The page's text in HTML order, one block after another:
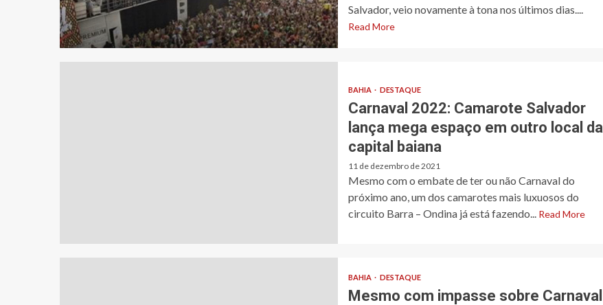
Salvador, veio novamente à tona nos últimos dias....
Read More
BAHIA DESTAQUE
Carnaval 2022: Camarote Salvador
lança mega espaço em outro local da
capital baiana
11 de dezembro de 2021
Mesmo com o embate de ter ou não Carnaval do
próximo ano, um dos camarotes mais luxuosos do
circuito Barra – Ondina já está fazendo...
Read More
BAHIA DESTAQUE
Mesmo com impasse sobre Carnaval